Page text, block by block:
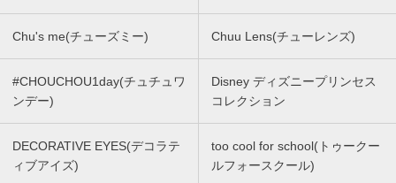
Chu's me(チューズミー) Chuu Lens(チューレンズ)
#CHOUCHOU1day(チュチュワ
ンデー)
Disney ディズニープリンセス
コレクション
DECORATIVE EYES(デコラテ
ィブアイズ)
too cool for school(トゥークー
ルフォースクール)